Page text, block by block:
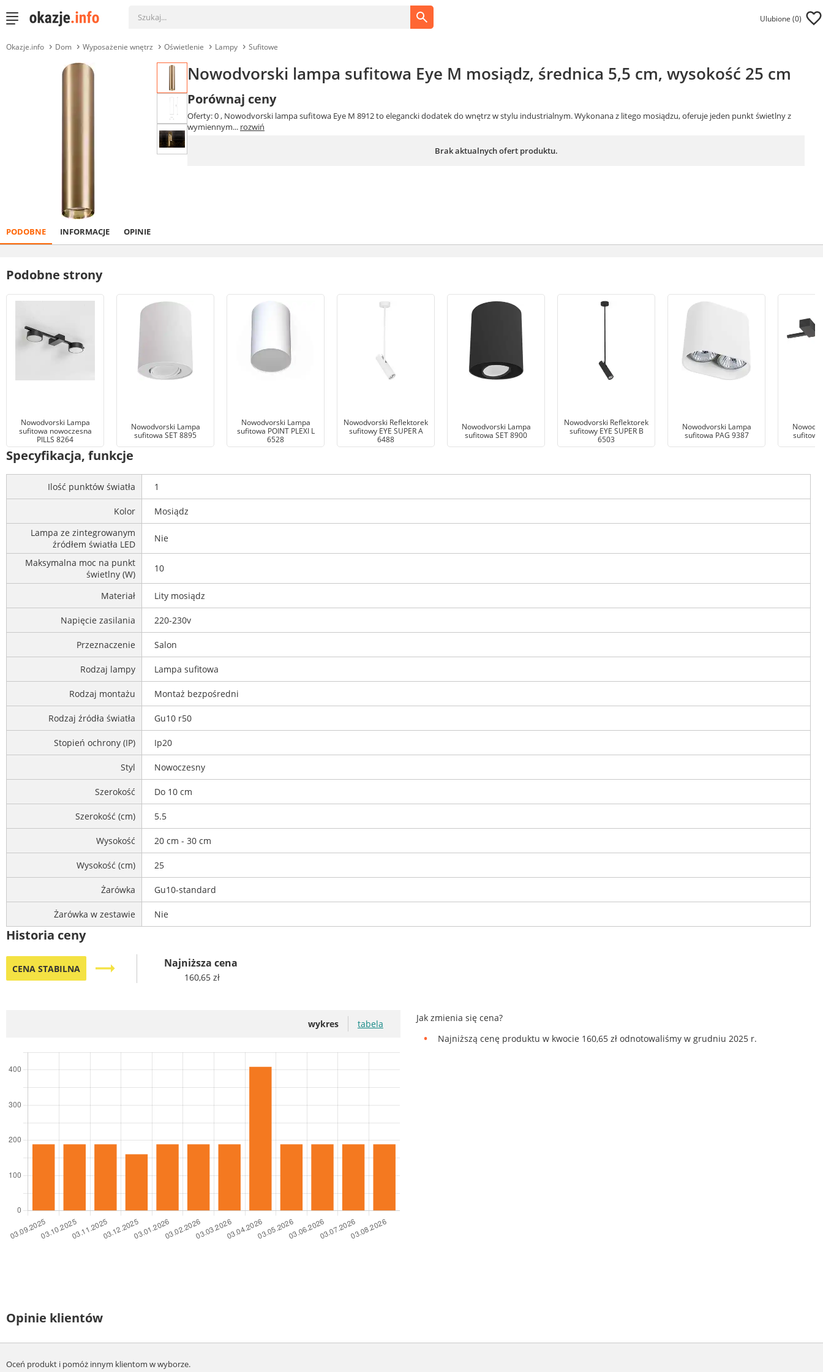
Ulubione (0)
Okazje.info Dom Wyposażenie wnętrz Oświetlenie Lampy Sufitowe
Nowodvorski lampa sufitowa Eye M mosiądz, średnica 5,5 cm, wysokość 25 cm
Porównaj ceny
Oferty: 0, Nowodvorski lampa sufitowa Eye M 8912 to elegancki dodatek do wnętrz w stylu industrialnym. Wykonana z litego mosiądzu, oferuje jeden punkt świetlny z
wymiennym... rozwiń
Brak aktualnych ofert produktu.
PODOBNE INFORMACJE OPINIE
Podobne strony
Nowodvorski Lampa
sufitowa nowoczesna
PILLS 8264
Nowodvorski Lampa
sufitowa SET 8895
Nowodvorski Lampa
sufitowa POINT PLEXI L
6528
Nowodvorski Reflektorek
sufitowy EYE SUPER A
6488
Nowodvorski Lampa
sufitowa SET 8900
Nowodvorski Reflektorek
sufitowy EYE SUPER B
6503
Nowodvorski Lampa
sufitowa PAG 9387
sufitowa
Specyfikacja, funkcje
Ilość punktów światła 1
Kolor
Mosiądz
Lampa ze zintegrowanym
źródłem światła LED
Nie
Maksymalna moc na punkt
świetlny (W)
10
Materiał Lity mosiądz
Napięcie zasilania 220-230v
Przeznaczenie Salon
Rodzaj lampy Lampa sufitowa
Rodzaj montażu Montaż bezpośredni
Rodzaj źródła światła Gu10 r50
Stopień ochrony (IP) Ip20
Styl Nowoczesny
Szerokość Do 10 cm
Szerokość (cm) 5.5
Wysokość 20 cm - 30 cm
Wysokość (cm) 25
Żarówka Gu10-standard
Żarówka w zestawie Nie
Historia ceny
CENA STABILNA trending_flat Najniższa cena
160,65 zł
wykres tabela
Jak zmienia się cena?
Najniższą cenę produktu w kwocie 160,65 zł odnotowaliśmy w grudniu 2025 r.
Opinie klientów
Oceń produkt i pomóż innym klientom w wyborze.